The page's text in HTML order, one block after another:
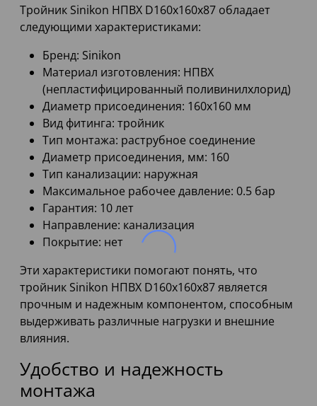
Тройник Sinikon НПВХ D160x160x87 обладает
следующими характеристиками:
Бренд: Sinikon
Материал изготовления: НПВХ
(непластифицированный поливинилхлорид)
Диаметр присоединения: 160x160 мм
Вид фитинга: тройник
Тип монтажа: раструбное соединение
Диаметр присоединения, мм: 160
Тип канализации: наружная
Максимальное рабочее давление: 0.5 бар
Гарантия: 10 лет
Направление: канализация
Покрытие: нет
Эти характеристики помогают понять, что
тройник Sinikon НПВХ D160x160x87 является
прочным и надежным компонентом, способным
выдерживать различные нагрузки и внешние
влияния.
Удобство и надежность
монтажа